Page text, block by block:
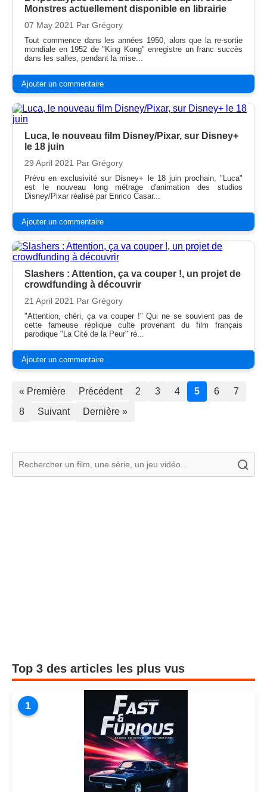
Monstres actuellement disponible en librairie
07 May 2021 Par Grégory
Tout commence dans les années 1950, alors que la re-sortie
mondiale en 1952 de "King Kong" enregistre un franc succès
dans les salles, pendant la mise...
Ajouter un commentaire
Luca, le nouveau film Disney/Pixar, sur Disney+
le 18 juin
29 April 2021 Par Grégory
Prévu en exclusivité sur Disney+ le 18 juin prochain, "Luca"
est le nouveau long métrage d'animation des studios
Disney/Pixar réalisé par Enrico Casar...
Ajouter un commentaire
Slashers : Attention, ça va couper !, un projet de
crowdfunding à découvrir
21 April 2021 Par Grégory
"Attention, chéri, ça va couper !" Qui ne se souvient pas de
cette fameuse réplique culte provenant du film français
parodique "La Cité de la Peur" ré...
Ajouter un commentaire
« Première Précédent 2 3 4 5 6
7
8
Suivant Dernière »
Top 3 des articles les plus vus
1